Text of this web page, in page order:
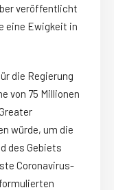
veröffentlicht
eine Ewigkeit in
die Regierung
von 75 Millionen
würde, um die
des Gebiets
Coronavirus-